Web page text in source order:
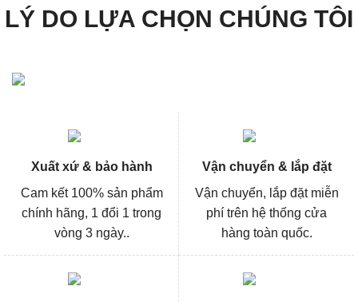
LÝ DO LỰA CHỌN CHÚNG TÔI
Xuất xứ & bảo hành
Cam kết 100% sản phẩm
chính hãng, 1 đổi 1 trong
vòng 3 ngày..
Vận chuyển & lắp đặt
Vận chuyển, lắp đặt miễn
phí trên hệ thống cửa
hàng toàn quốc.